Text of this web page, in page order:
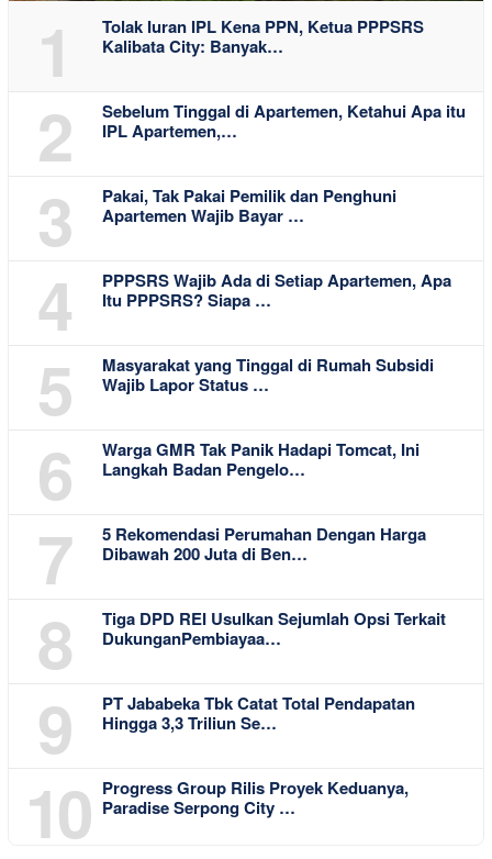
1
Tolak Iuran IPL Kena PPN, Ketua PPPSRS
Kalibata City: Banyak…
2
Sebelum Tinggal di Apartemen, Ketahui Apa itu
IPL Apartemen,…
3
Pakai, Tak Pakai Pemilik dan Penghuni
Apartemen Wajib Bayar …
4
PPPSRS Wajib Ada di Setiap Apartemen, Apa
Itu PPPSRS? Siapa …
5
Masyarakat yang Tinggal di Rumah Subsidi
Wajib Lapor Status …
6
Warga GMR Tak Panik Hadapi Tomcat, Ini
Langkah Badan Pengelo…
7
5 Rekomendasi Perumahan Dengan Harga
Dibawah 200 Juta di Ben…
8
Tiga DPD REI Usulkan Sejumlah Opsi Terkait
DukunganPembiayaa…
9
PT Jababeka Tbk Catat Total Pendapatan
Hingga 3,3 Triliun Se…
10
Progress Group Rilis Proyek Keduanya,
Paradise Serpong City …